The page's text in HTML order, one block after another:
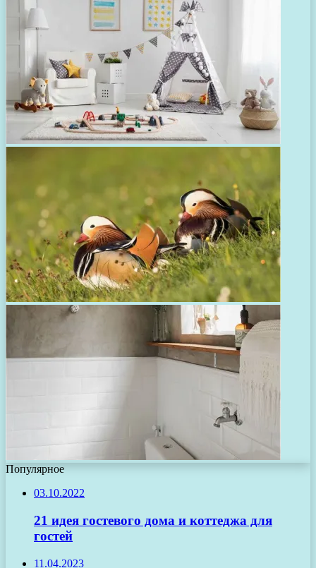
Популярное
03.10.2022
21 идея гостевого дома и коттеджа для
гостей
11.04.2023